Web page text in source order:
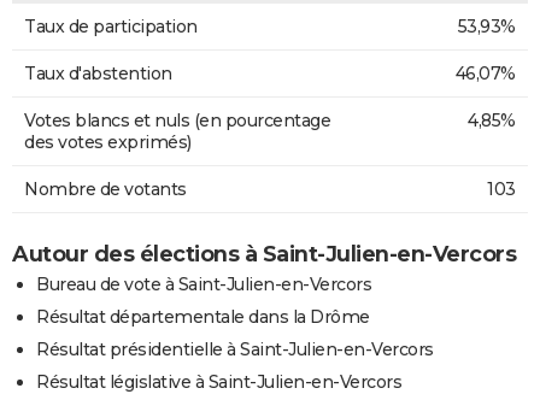
Taux de participation 53,93%
Taux d'abstention 46,07%
Votes blancs et nuls (en pourcentage
des votes exprimés)
4,85%
Nombre de votants 103
Autour des élections à Saint-Julien-en-Vercors
Bureau de vote à Saint-Julien-en-Vercors
Résultat départementale dans la Drôme
Résultat présidentielle à Saint-Julien-en-Vercors
Résultat législative à Saint-Julien-en-Vercors